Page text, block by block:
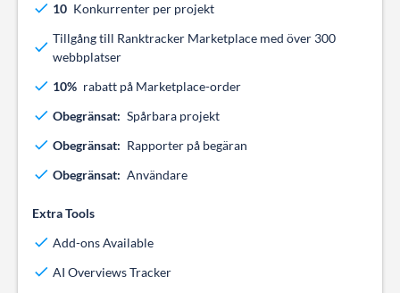
10 Konkurrenter per projekt
Tillgång till Ranktracker Marketplace med över 300
webbplatser
10% rabatt på Marketplace-order
Obegränsat: Spårbara projekt
Obegränsat: Rapporter på begäran
Obegränsat: Användare
Extra Tools
Add-ons Available
AI Overviews Tracker